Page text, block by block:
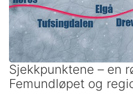
Sjekkpunktene – en
Femundløpet og